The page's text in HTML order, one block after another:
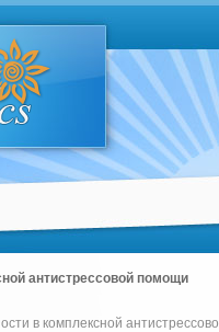
антистрессовой помощи
в комплексной